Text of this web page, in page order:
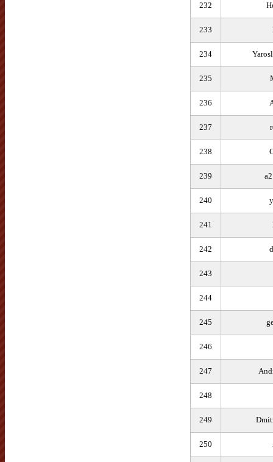
232
233
234
235
236
237
238
239
240
241
242
243
244
245
246
247
248
249
250